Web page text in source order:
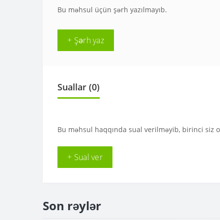
Bu məhsul üçün şərh yazılmayıb.
+ Şərh yaz
Suallar (0)
Bu məhsul haqqında sual verilməyib, birinci siz
+ Sual ver
Son rəylər